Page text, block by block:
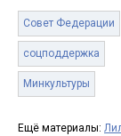
Совет Федерации
соцподдержка
Минкультуры
Ещё материалы: